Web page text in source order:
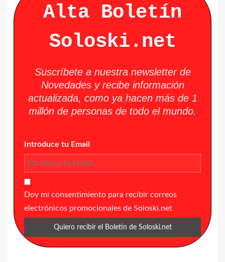
Alta Boletín
Soloski.net
Suscríbete a nuestra newsletter de
Novedades y recibe información
actualizada, como ya hacen más de 1
millón de personas de todo el mundo.
Introduce tu Email
Doy mi consentimiento para recibir correos
electrónicos promocionales de Soloski.net